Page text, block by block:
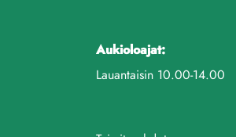
Aukioloajat:
Lauantaisin 10.00-14.00